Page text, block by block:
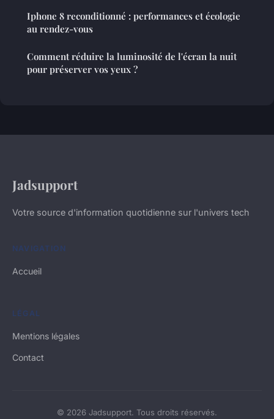
Iphone 8 reconditionné : performances et écologie
au rendez-vous
Comment réduire la luminosité de l'écran la nuit
pour préserver vos yeux ?
Jadsupport
Votre source d'information quotidienne sur l'univers tech
NAVIGATION
Accueil
LÉGAL
Mentions légales
Contact
© 2026 Jadsupport. Tous droits réservés.